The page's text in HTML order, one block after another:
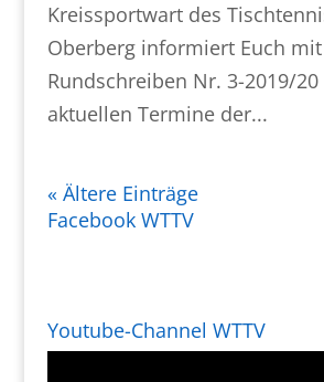
Kreissportwart des
Oberberg informiert Euch
Rundschreiben Nr. 3-2019/
aktuellen Termine der...
« Ältere Einträge
Facebook WTTV
Youtube-Channel WTTV